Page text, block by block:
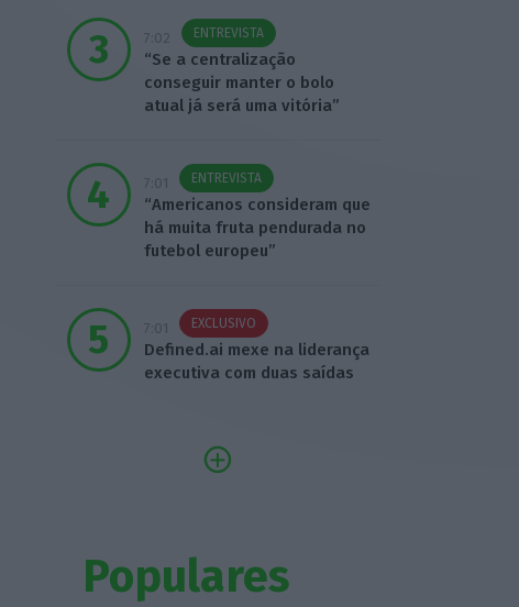
7:02 ENTREVISTA
“Se a centralização
conseguir manter o bolo
atual já será uma vitória”
7:01 ENTREVISTA
“Americanos consideram que
há muita fruta pendurada no
futebol europeu”
7:01 EXCLUSIVO
Defined.ai mexe na liderança
executiva com duas saídas
Populares